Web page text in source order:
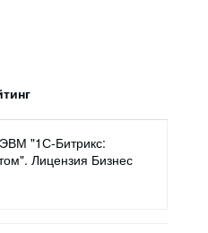
"1С-Битрикс:
Лицензия Бизнес